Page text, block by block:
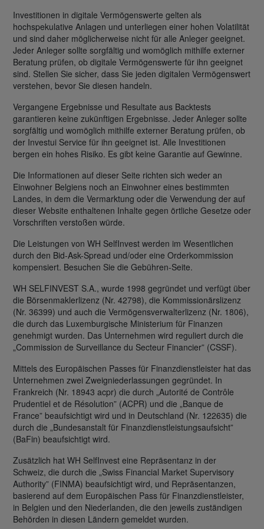
Investitionen in digitale Vermögenswerte gelten als
hochspekulative Anlagen und unterliegen einer hohen Volatilität
und sind daher möglicherweise nicht für alle Anleger geeignet.
Jeder Anleger sollte sorgfältig und womöglich mithilfe externer
Beratung prüfen, ob digitale Vermögenswerte für ihn geeignet
sind. Stellen Sie sicher, dass Sie jeden digitalen Vermögenswert
verstehen, bevor Sie diesen handeln.
Vergangene Ergebnisse und Resultate aus Backtests
garantieren keine zukünftigen Ergebnisse. Jeder Anleger sollte
sorgfältig und womöglich mithilfe externer Beratung prüfen, ob
der Investui Service für ihn geeignet ist. Alle Investitionen
bergen ein hohes Risiko. Es gibt keine Garantie auf Gewinne.
Die Informationen auf dieser Seite richten sich weder an
Einwohner Belgiens noch an Einwohner eines bestimmten
Landes, in dem die Vermarktung oder die Verwendung der auf
dieser Website enthaltenen Inhalte gegen örtliche Gesetze oder
Vorschriften verstoßen würde.
Die Leistungen von WH SelfInvest werden im Wesentlichen
durch den Bid-Ask-Spread und/oder eine Orderkommission
kompensiert. Besuchen Sie die Gebühren-Seite.
WH SELFINVEST S.A., wurde 1998 gegründet und verfügt über
die Börsenmaklerlizenz (Nr. 42798), die Kommissionärslizenz
(Nr. 36399) und auch die Vermögensverwalterlizenz (Nr. 1806),
die durch das Luxemburgische Ministerium für Finanzen
genehmigt wurden. Das Unternehmen wird reguliert durch die
„Commission de Surveillance du Secteur Financier” (CSSF).
Mittels des Europäischen Passes für Finanzdienstleister hat das
Unternehmen zwei Zweigniederlassungen gegründet. In
Frankreich (Nr. 18943 acpr) die durch „Autorité de Contrôle
Prudentiel et de Résolution” (ACPR) und die „Banque de
France” beaufsichtigt wird und in Deutschland (Nr. 122635) die
durch die „Bundesanstalt für Finanzdienstleistungsaufsicht”
(BaFin) beaufsichtigt wird.
Zusätzlich hat WH SelfInvest eine Repräsentanz in der
Schweiz, die durch die „Swiss Financial Market Supervisory
Authority” (FINMA) beaufsichtigt wird, und Repräsentanzen,
basierend auf dem Europäischen Pass für Finanzdienstleister,
in Belgien und den Niederlanden, die den jeweils zuständigen
Behörden in diesen Ländern gemeldet wurden.